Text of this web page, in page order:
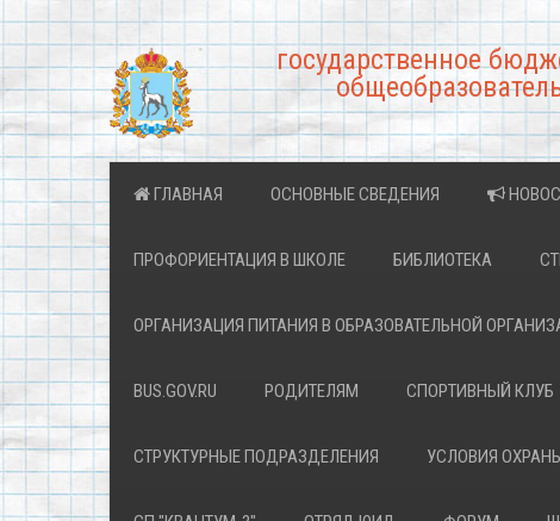
государственное
ГЛАВНАЯ ОСНОВНЫЕ СВЕДЕНИЯ
ПРОФОРИЕНТАЦИЯ В ШКОЛЕ БИБЛИОТЕКА
ОРГАНИЗАЦИЯ ПИТАНИЯ В ОБРАЗОВАТЕЛЬНОЙ
BUS.GOV.RU РОДИТЕЛЯМ СПОРТИВНЫЙ КЛУБ
СТРУКТУРНЫЕ ПОДРАЗДЕЛЕНИЯ УСЛОВИЯ